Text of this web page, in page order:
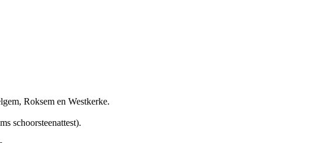
Roksem en Westkerke.
schoorsteenattest).